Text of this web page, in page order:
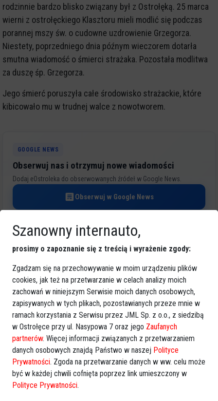
rodzinnie bardzo blisko związany był z Ostrołęką. 25 marca
wierni z ostrołęckiego Klasztoru mieli modlić się podczas
porannej mszy św. o cudowne uzdrowienie Grzegorza.
Niestety, poprzedniego dnia późnym wieczorem dotarła
smutna wiadomość o śmierci strażaka. Pozostała modlitwa
za duszę śp. Grzegorza.
Jego śmierć poruszyła całe środowisko strażackie, które
kibicowało mu w trudnej walce z nowotworem.
GOOGLE NEWS
Obserwuj nas i otrzymuj nowe wiadomości
Dodaj eOstroleka do obserwowanych źródeł w Google News.
Obserwuj w Google News
REKLAMA
Więcej o:asp. Grzegorz Duliński,Ostrołęka
Szanowny internauto,
prosimy o zapoznanie się z treścią i wyrażenie zgody:
Zgadzam się na przechowywanie w moim urządzeniu plików
cookies, jak też na przetwarzanie w celach analizy moich
zachowań w niniejszym Serwisie moich danych osobowych,
zapisywanych w tych plikach, pozostawianych przeze mnie w
ramach korzystania z Serwisu przez JML Sp. z o.o., z siedzibą
w Ostrołęce przy ul. Nasypowa 7 oraz jego Zaufanych
partnerów. Więcej informacji związanych z przetwarzaniem
danych osobowych znajdą Państwo w naszej Polityce
Prywatności. Zgoda na przetwarzanie danych w ww. celu może
być w każdej chwili cofnięta poprzez link umieszczony w
Polityce Prywatności.